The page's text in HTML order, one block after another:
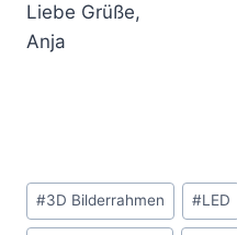
Liebe Grüße,
Anja
Schlagworte:
#3D Bilderrahmen #LED